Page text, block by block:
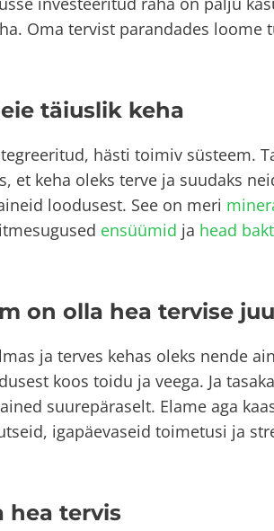
Oma tervist parandades loome
täiuslik keha
hästi toimiv süsteem.
et keha oleks terve ja suudaks
loodusest. See on meri
ensüümid ja head
on olla hea tervise
ja terves kehas oleks nende
koos toidu ja veega. Ja
suurepäraselt. Elame aga
igapäevaseid toimetusi ja
hea tervis